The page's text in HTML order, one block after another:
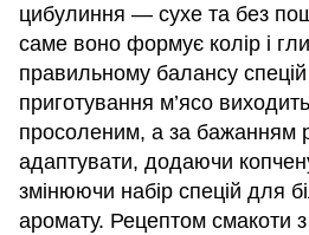
цибулиння — сухе та без
саме воно формує колір і
правильному балансу
приготування м’ясо
просоленим, а за бажанням
адаптувати, додаючи
змінюючи набір спецій для
аромату. Рецептом смакоти